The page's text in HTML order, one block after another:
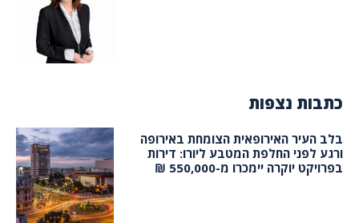
כתבות נצפות
בלב העיר האירופאית הצומחת באירופה
ורגע לפני החלפת המטבע ליורו: דירות
בפרויקט יוקרה יימכרו מ-550,000 ₪